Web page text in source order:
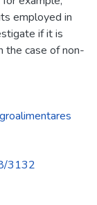
employed in
if it is
the case of non-
3132